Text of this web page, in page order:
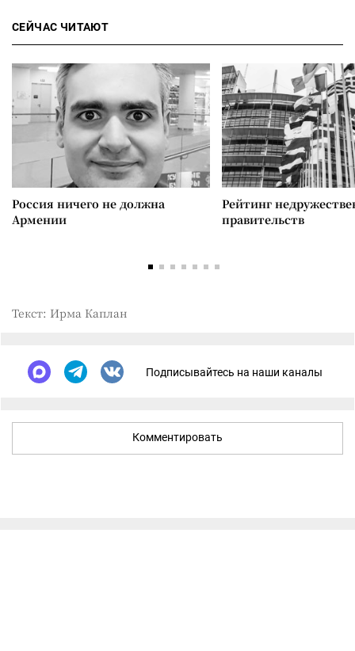
СЕЙЧАС ЧИТАЮТ
Россия ничего не должна
Армении
Рейтинг
правительств
Текст: Ирма Каплан
Подписывайтесь на наши каналы
Комментировать